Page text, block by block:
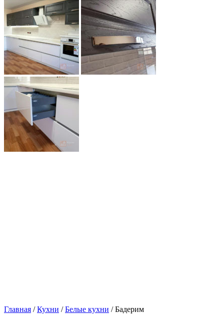
Главная /Кухни /Белые кухни / Бадерим